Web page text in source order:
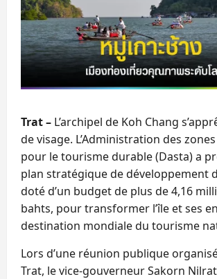
Trat – L’archipel de Koh Chang
de visage. L’Administration des
pour le tourisme durable (Dasta) a
plan stratégique de développement
doté d’un budget de plus de 4,16
bahts, pour transformer l’île et ses
destination mondiale du tourisme
Lors d’une réunion publique
Trat, le vice‑gouverneur Sakorn